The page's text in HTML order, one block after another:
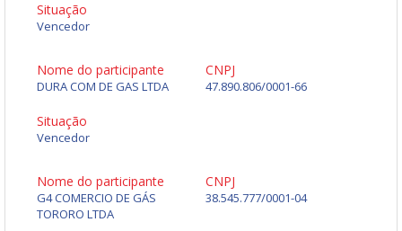
Situação
Vencedor
Nome do participante
DURA COM DE GAS LTDA
CNPJ
47.890.806/0001-66
Situação
Vencedor
Nome do participante
G4 COMERCIO DE GÁS
TORORO LTDA
CNPJ
38.545.777/0001-04